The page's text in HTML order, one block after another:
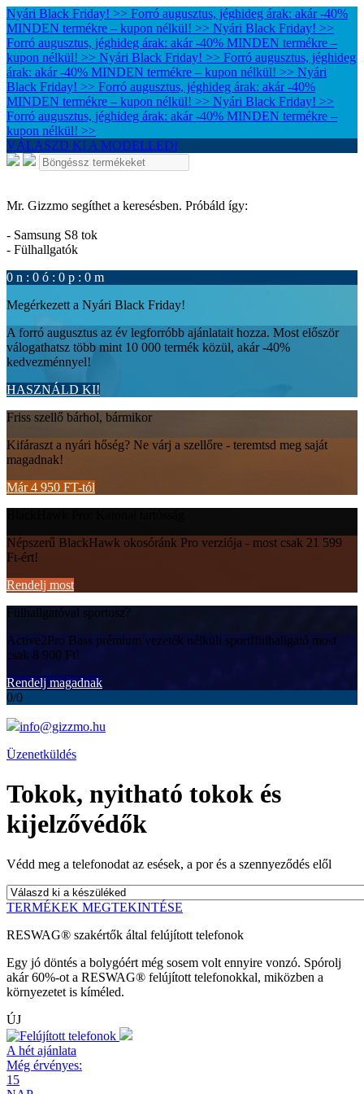
Nyári Black Friday! >> Forró augusztus, jéghideg árak: akár -40%
MINDEN termékre – kupon nélkül! >> Nyári Black Friday! >>
Forró augusztus, jéghideg árak: akár -40% MINDEN termékre –
kupon nélkül! >> Nyári Black Friday! >> Forró augusztus, jéghideg
árak: akár -40% MINDEN termékre – kupon nélkül! >> Nyári
Black Friday! >> Forró augusztus, jéghideg árak: akár -40%
MINDEN termékre – kupon nélkül! >> Nyári Black Friday! >>
Forró augusztus, jéghideg árak: akár -40% MINDEN termékre –
kupon nélkül! >>
VÁLASZD KI A MODELLED!
Mr. Gizzmo segíthet a keresésben. Próbáld így:
- Samsung S8 tok
- Fülhallgatók
0 n : 0 ó : 0 p : 0 m
Megérkezett a Nyári Black Friday!
A forró augusztus az év legforróbb ajánlatait hozza. Most először
válogathatsz több mint 10 000 termék közül, akár -40%
kedvezménnyel!
HASZNÁLD KI!
Friss szellő bárhol, bármikor
Kifáraszt a nyári hőség? Ne várj a szellőre - teremtsd meg saját
magadnak!
Már 4 950 FT-tól
Népszerű BlackHawk okosóránk Pro verziója - most csak 21 599
Ft-ért!
Rendelj most
Fülhallgatóval sportosz?
Active2Pro Bass prémium vezeték nélküli sportffülhallgató most
csak 8 900 Ft!
Rendelj magadnak
0/0
info@gizzmo.hu
Üzenetküldés
Tokok, nyitható tokok és
kijelzővédők
Védd meg a telefonodat az esések, a por és a szennyeződés elől
TERMÉKEK MEGTEKINTÉSE
RESWAG® szakértők által felújított telefonok
Egy jó döntés a bolygóért még sosem volt ennyire vonzó. Spórolj
akár 60%-ot a RESWAG® felújított telefonokkal, miközben a
környezetet is kíméled.
ÚJ
A hét ajánlata
Még érvényes:
15